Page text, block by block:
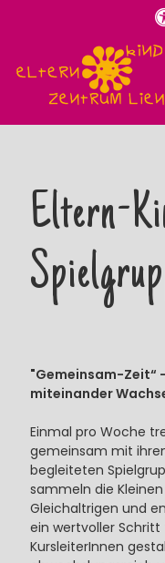
Eltern-
"Gemeinsam-Zeit“
miteinander
Einmal pro Woche
gemeinsam mit
begleiteten
sammeln die
Gleichaltrigen und
ein wertvoller Schritt
KursleiterInnen